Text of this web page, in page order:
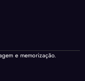
e memorização.